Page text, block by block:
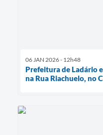
06 JAN 2026 - 12h48
Prefeitura de Ladário
na Rua Riachuelo, no